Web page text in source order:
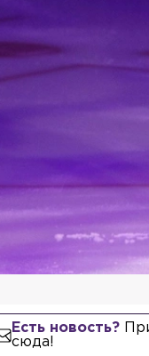
Есть новость?
сюда!